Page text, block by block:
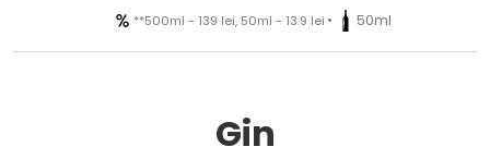
**500ml - 139 lei, 50ml - 13.9 lei • 50ml
Gin